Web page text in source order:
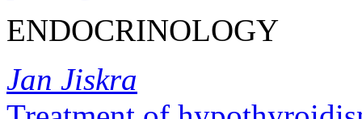
ENDOCRINOLOGY
Jan Jiskra